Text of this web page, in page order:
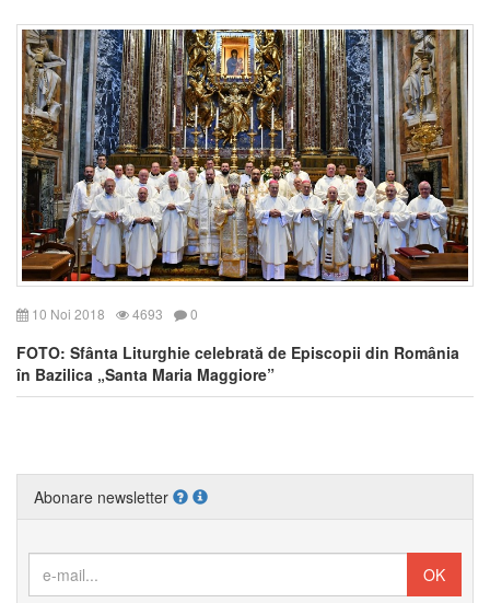
10 Noi 2018 4693 0
FOTO: Sfânta Liturghie celebrată de Episcopii din România
în Bazilica „Santa Maria Maggiore”
Abonare newsletter